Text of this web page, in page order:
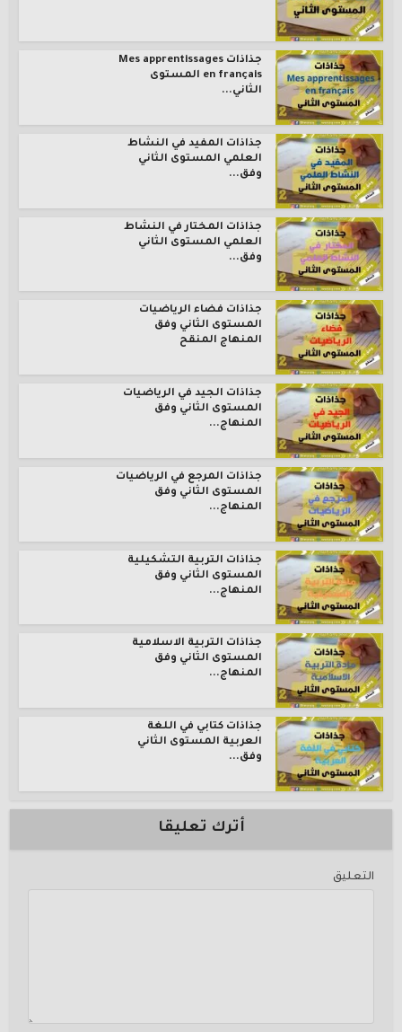
جذاذات Mes apprentissages
en français المستوى
الثاني...
جذاذات المفيد في النشاط
العلمي المستوى الثاني
وفق...
جذاذات المختار في النشاط
العلمي المستوى الثاني
وفق...
جذاذات فضاء الرياضيات
المستوى الثاني وفق
المنهاج المنقح
جذاذات الجيد في الرياضيات
المستوى الثاني وفق
المنهاج...
جذاذات المرجع في الرياضيات
المستوى الثاني وفق
المنهاج...
جذاذات التربية التشكيلية
المستوى الثاني وفق
المنهاج...
جذاذات التربية الاسلامية
المستوى الثاني وفق
المنهاج...
جذاذات كتابي في اللغة
العربية المستوى الثاني
وفق...
أترك تعليقا
التعليق